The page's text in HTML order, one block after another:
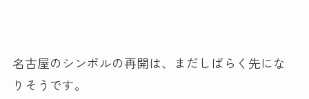
名古屋のシンボルの再開は、まだしばらく先にな
りそうです。